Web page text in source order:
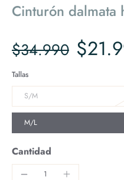
Cinturón dalmata
$34.990
Tallas
S/M
M/L
Cantidad